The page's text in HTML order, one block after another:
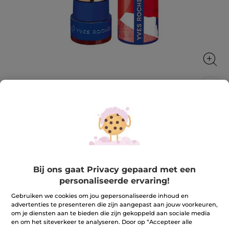
Rouge Elixir Satijn 21. Mûre sauvage
Rouge Elixir Satin, een intens gepigmenteerde lipstick
die aangenaam aanvoelt en de lippen verzorgt.
4.0 ★★★★★
★★★★★
van
sterren.
Lees
reviews.
(309)REVIEW TOEVOEGEN
23,90 €
+22
Bij ons gaat Privacy gepaard met een
personaliseerde ervaring!
Gebruiken we cookies om jou gepersonaliseerde inhoud en
advertenties te presenteren die zijn aangepast aan jouw voorkeuren,
om je diensten aan te bieden die zijn gekoppeld aan sociale media
en om het siteverkeer te analyseren. Door op “Accepteer alle